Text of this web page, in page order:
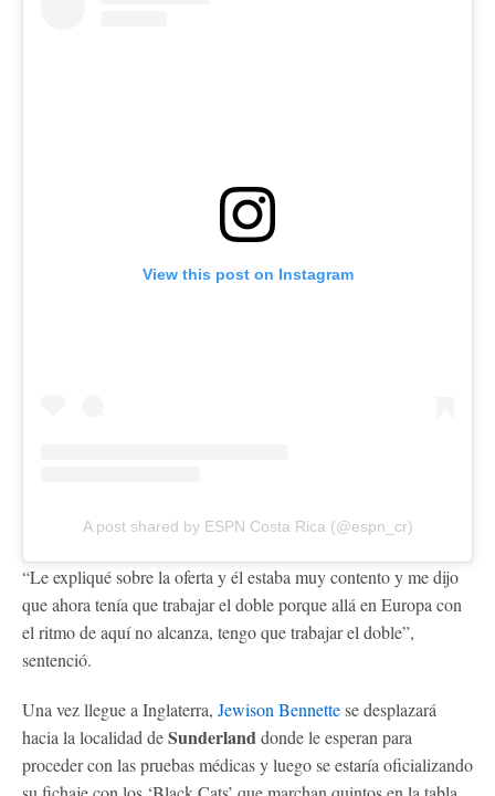
View this post on Instagram
A post shared by ESPN Costa Rica (@espn_cr)
“Le expliqué sobre la oferta y él estaba muy contento y me dijo
que ahora tenía que trabajar el doble porque allá en Europa con
el ritmo de aquí no alcanza, tengo que trabajar el doble”,
sentenció.
Una vez llegue a Inglaterra, Jewison Bennettese desplazará
hacia la localidad deSunderlanddonde le esperan para
proceder con las pruebas médicas y luego se estaría oficializando